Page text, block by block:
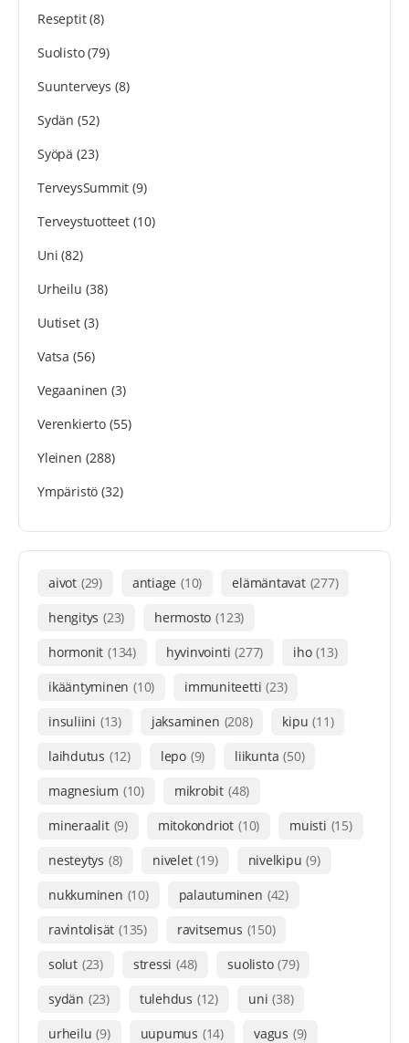
Reseptit(8)
Suolisto(79)
Suunterveys (8)
Sydän (52)
Syöpä (23)
TerveysSummit (9)
Terveystuotteet(10)
Uni (82)
Urheilu (38)
Uutiset(3)
Vatsa (56)
Vegaaninen (3)
Verenkierto(55)
Yleinen (288)
Ympäristö (32)
aivot (29) antiage (10) elämäntavat (277)
hengitys (23) hermosto (123)
hormonit (134) hyvinvointi (277) iho (13)
ikääntyminen (10) immuniteetti (23)
insuliini (13) jaksaminen (208) kipu (11)
laihdutus (12) lepo (9) liikunta (50)
magnesium (10) mikrobit (48)
mineraalit (9) mitokondriot (10) muisti (15)
nesteytys (8) nivelet (19) nivelkipu (9)
nukkuminen (10) palautuminen (42)
ravintolisät (135) ravitsemus (150)
solut (23) stressi (48) suolisto (79)
sydän (23) tulehdus (12) uni (38)
urheilu (9) uupumus (14) vagus (9)